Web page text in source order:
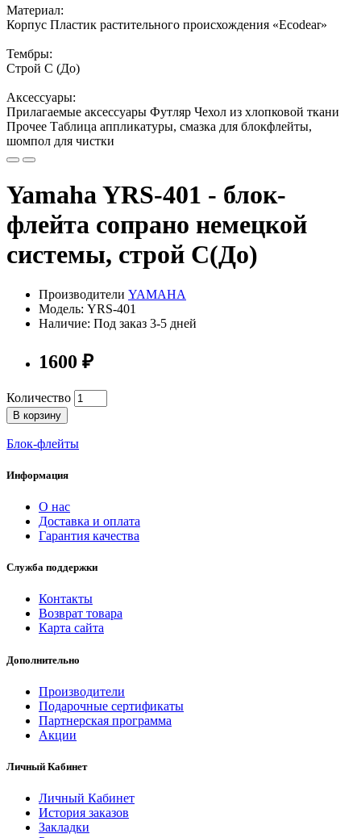
Материал:
Корпус Пластик растительного происхождения «Ecodear»
Тембры:
Строй C (До)
Аксессуары:
Прилагаемые аксессуары Футляр Чехол из хлопковой ткани
Прочее Таблица аппликатуры, смазка для блокфлейты,
шомпол для чистки
Yamaha YRS-401 - блок-
флейта сопрано немецкой
системы, строй C(До)
Производители YAMAHA
Модель: YRS-401
Наличие: Под заказ 3-5 дней
1600 ₽
Количество
В корзину
Блок-флейты
Информация
О нас
Доставка и оплата
Гарантия качества
Служба поддержки
Контакты
Возврат товара
Карта сайта
Дополнительно
Производители
Подарочные сертификаты
Партнерская программа
Акции
Личный Кабинет
Личный Кабинет
История заказов
Закладки